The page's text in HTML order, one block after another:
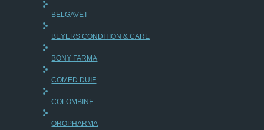
BELGAVET
BEYERS CONDITION & CARE
BONY FARMA
COMED DUIF
COLOMBINE
OROPHARMA